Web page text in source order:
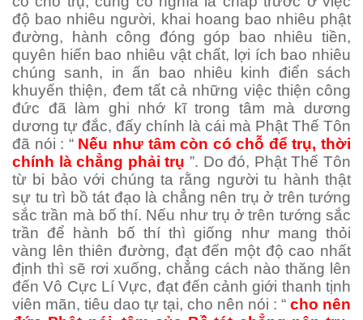
độ bao nhiêu người, khai hoang bao nhiêu phật
đường, hành công đóng góp bao nhiêu tiền,
quyên hiến bao nhiêu vật chất, lợi ích bao nhiêu
chúng sanh, in ấn bao nhiêu kinh điển sách
khuyến thiện, đem tất cả những việc thiện công
đức đã làm ghi nhớ kĩ trong tâm mà dương
dương tự đắc, đấy chính là cái mà Phật Thế Tôn
đã nói : “ Nếu như tâm còn có chỗ để trụ, thời
chính là chẳng phải trụ ”. Do đó, Phật Thế Tôn
từ bi bảo với chúng ta rằng người tu hành thật
sự tu trì bồ tát đạo là chẳng nên trụ ở trên tướng
sắc trần mà bố thí. Nếu như trụ ở trên tướng sắc
trần để hành bố thí thì giống như mang thỏi
vàng lên thiên đường, đạt đến một độ cao nhất
định thì sẽ rơi xuống, chẳng cách nào thăng lên
đến Vô Cực Lí Vực, đạt đến cảnh giới thanh tịnh
viên mãn, tiêu dao tự tại, cho nên nói : “ cho nên